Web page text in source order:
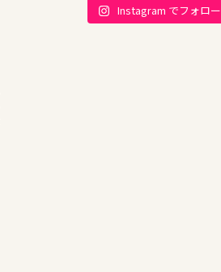
Instagram でフォロー